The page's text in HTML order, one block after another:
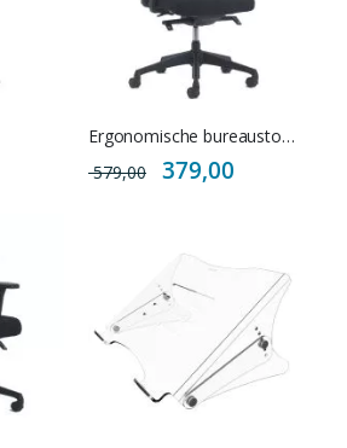
Ergonomische bureaustoel Turijn NPR 1813
579,00
Special
Price
379,00